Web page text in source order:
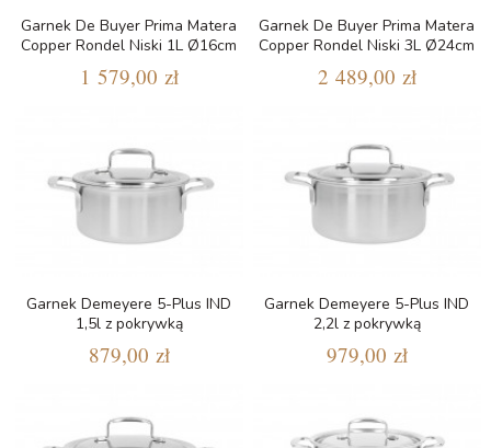
Garnek De Buyer Prima Matera
Copper Rondel Niski 1L Ø16cm
1 579,00 zł
Garnek De Buyer Prima Matera
Copper Rondel Niski 3L Ø24cm
2 489,00 zł
Garnek Demeyere 5-Plus IND
1,5l z pokrywką
879,00 zł
Garnek Demeyere 5-Plus IND
2,2l z pokrywką
979,00 zł